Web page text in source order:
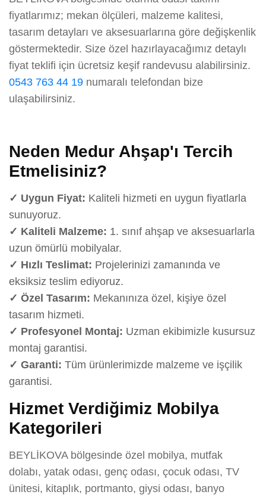
fiyatlarımız; mekan ölçüleri, malzeme kalitesi,
tasarım detayları ve aksesuarlarına göre değişkenlik
göstermektedir. Size özel hazırlayacağımız detaylı
fiyat teklifi için ücretsiz keşif randevusu alabilirsiniz.
0543 763 44 19 numaralı telefondan bize
ulaşabilirsiniz.
Neden Medur Ahşap'ı Tercih
Etmelisiniz?
✓ Uygun Fiyat: Kaliteli hizmeti en uygun fiyatlarla
sunuyoruz.
✓ Kaliteli Malzeme: 1. sınıf ahşap ve aksesuarlarla
uzun ömürlü mobilyalar.
✓ Hızlı Teslimat: Projelerinizi zamanında ve
eksiksiz teslim ediyoruz.
✓ Özel Tasarım: Mekanınıza özel, kişiye özel
tasarım hizmeti.
✓ Profesyonel Montaj: Uzman ekibimizle kusursuz
montaj garantisi.
✓ Garanti: Tüm ürünlerimizde malzeme ve işçilik
garantisi.
Hizmet Verdiğimiz Mobilya
Kategorileri
BEYLİKOVA bölgesinde özel mobilya, mutfak
dolabı, yatak odası, genç odası, çocuk odası, TV
ünitesi, kitaplık, portmanto, giysi odası, banyo